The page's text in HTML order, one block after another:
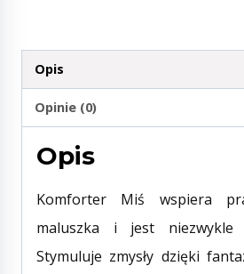
Opis
Opinie (0)
Opis
Komforter Miś wspiera
maluszka i jest niezwykle
Stymuluje zmysły dzięki